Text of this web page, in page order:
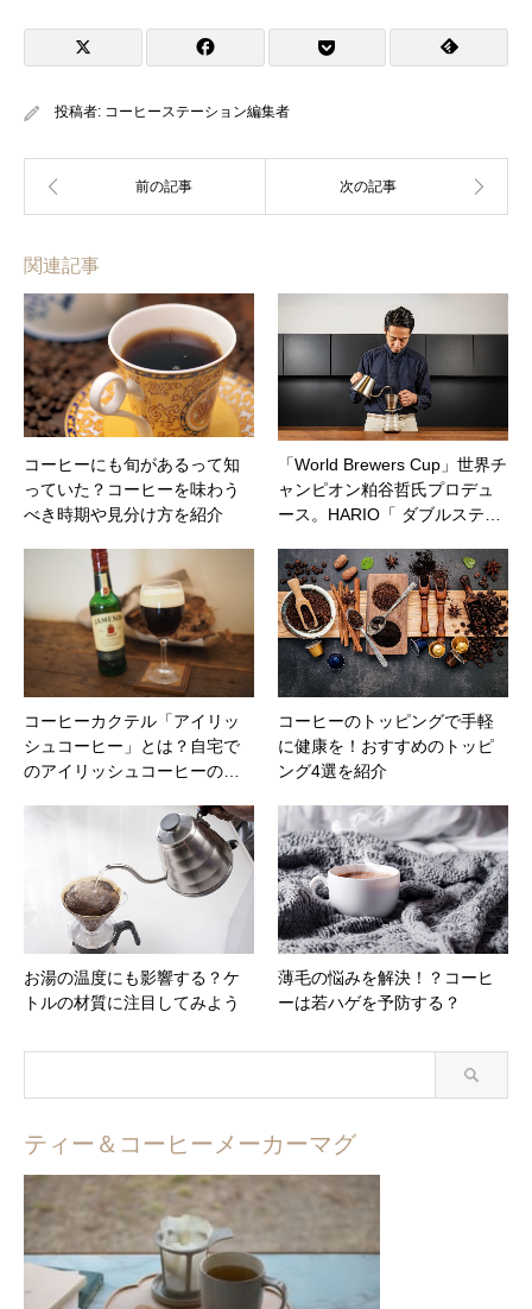
投稿者: コーヒーステーション編集者
関連記事
コーヒーにも旬があるって知
っていた？コーヒーを味わう
べき時期や見分け方を紹介
「World Brewers Cup」世界チ
ャンピオン粕谷哲氏プロデュ
ース。HARIO「 ダブルステ…
コーヒーカクテル「アイリッ
シュコーヒー」とは？自宅で
のアイリッシュコーヒーの…
コーヒーのトッピングで手軽
に健康を！おすすめのトッピ
ング4選を紹介
お湯の温度にも影響する？ケ
トルの材質に注目してみよう
薄毛の悩みを解決！？コーヒ
ーは若ハゲを予防する？
ティー＆コーヒーメーカーマグ